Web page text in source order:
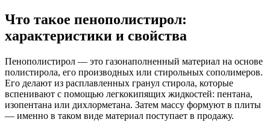
Что такое пенополистирол:
характеристики и свойства
Пенополистирол — это газонаполненный материал на основе
полистирола, его производных или стирольных сополимеров.
Его делают из расплавленных гранул стирола, которые
вспенивают с помощью легкокипящих жидкостей: пентана,
изопентана или дихлорметана. Затем массу формуют в плиты
— именно в таком виде материал поступает в продажу.